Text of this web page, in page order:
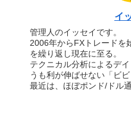
イ
管理人のイッセイです。
2006年からFXトレードを
を繰り返し現在に至る。
テクニカル分析によるデ
うも利が伸ばせない「ビ
最近は、ほぼポンド/ドル